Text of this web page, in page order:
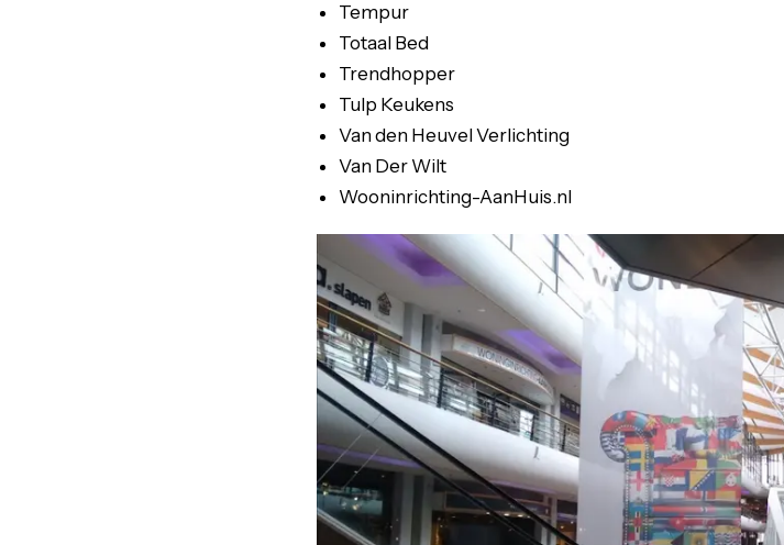
Tempur
Totaal Bed
Trendhopper
Tulp Keukens
Van den Heuvel Verlichting
Van Der Wilt
Wooninrichting-AanHuis.nl